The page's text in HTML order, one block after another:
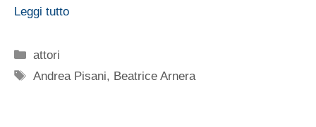
Leggi tutto
Categorie
attori
Tag
Andrea Pisani, Beatrice Arnera